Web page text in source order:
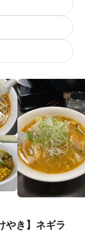
やき】ネギラ